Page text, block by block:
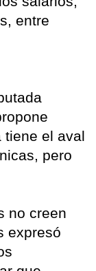
entre
tiene el aval
pero
no creen
expresó